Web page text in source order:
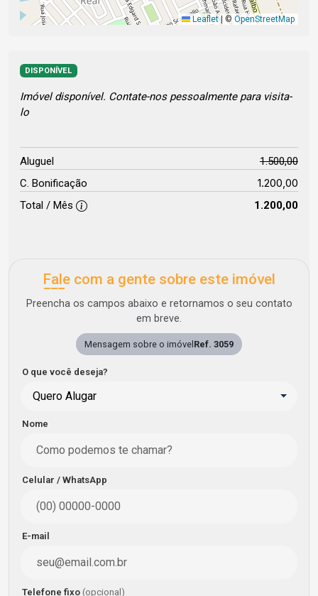
Leaflet | © OpenStreetMap
DISPONÍVEL
Imóvel disponível. Contate-nos pessoalmente para visita-
lo
Aluguel
1.500,00
C. Bonificação
1.200,00
Total / Mês 1.200,00
Fale com a gente sobre este imóvel
Preencha os campos abaixo e retornamos o seu contato
em breve.
Mensagem sobre o imóvel Ref. 3059
O que você deseja?
Quero Alugar
Nome
Celular / WhatsApp
E-mail
Telefone fixo (opcional)